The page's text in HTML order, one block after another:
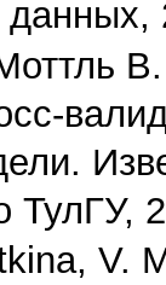
ТулГУ,
V.